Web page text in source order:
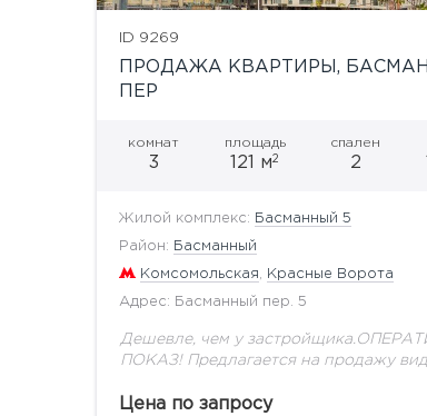
ID 9269
ПРОДАЖА КВАРТИРЫ,
ПЕР
комнат
3
площадь
121 м2
спален
2
Жилой комплекс: Басманный 5
Район: Басманный
Комсомольская Красные Ворота
Адрес: Басманный пер. 5
Дешевле, чем у
ПОКАЗ! Предлагается на продажу
террасой в ЖК "Басманный,5 общей
Цена по запросу